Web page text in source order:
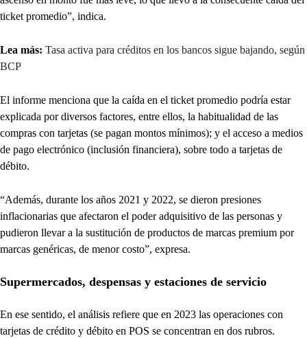
ticket promedio”, indica.
Lea más: Tasa activa para créditos en los bancos sigue bajando, según
BCP
El informe menciona que la caída en el ticket promedio podría estar
explicada por diversos factores, entre ellos, la habitualidad de las
compras con tarjetas (se pagan montos mínimos); y el acceso a medios
de pago electrónico (inclusión financiera), sobre todo a tarjetas de
débito.
“Además, durante los años 2021 y 2022, se dieron presiones
inflacionarias que afectaron el poder adquisitivo de las personas y
pudieron llevar a la sustitución de productos de marcas premium por
marcas genéricas, de menor costo”, expresa.
Supermercados, despensas y estaciones de servicio
En ese sentido, el análisis refiere que en 2023 las operaciones con
tarjetas de crédito y débito en POS se concentran en dos rubros.